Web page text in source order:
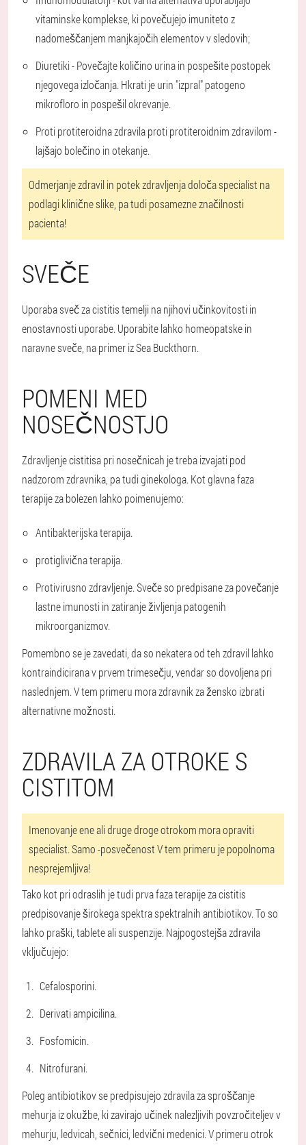
vitaminske komplekse, ki povečujejo imuniteto z
nadomeščanjem manjkajočih elementov v sledovih;
Diuretiki - Povečajte količino urina in pospešite postopek
njegovega izločanja. Hkrati je urin "izpral" patogeno
mikrofloro in pospešil okrevanje.
Proti protiteroidna zdravila proti protiteroidnim zdravilom -
lajšajo bolečino in otekanje.
Odmerjanje zdravil in potek zdravljenja določa specialist na
podlagi klinične slike, pa tudi posamezne značilnosti
pacienta!
SVEČE
Uporaba sveč za cistitis temelji na njihovi učinkovitosti in
enostavnosti uporabe. Uporabite lahko homeopatske in
naravne sveče, na primer iz Sea Buckthorn.
POMENI MED
NOSEČNOSTJO
Zdravljenje cistitisa pri nosečnicah je treba izvajati pod
nadzorom zdravnika, pa tudi ginekologa. Kot glavna faza
terapije za bolezen lahko poimenujemo:
Antibakterijska terapija.
protiglivična terapija.
Protivirusno zdravljenje. Sveče so predpisane za povečanje
lastne imunosti in zatiranje življenja patogenih
mikroorganizmov.
Pomembno se je zavedati, da so nekatera od teh zdravil lahko
kontraindicirana v prvem trimesečju, vendar so dovoljena pri
naslednjem. V tem primeru mora zdravnik za žensko izbrati
alternativne možnosti.
ZDRAVILA ZA OTROKE S
CISTITOM
Imenovanje ene ali druge droge otrokom mora opraviti
specialist. Samo -posvečenost V tem primeru je popolnoma
nesprejemljiva!
Tako kot pri odraslih je tudi prva faza terapije za cistitis
predpisovanje širokega spektra spektralnih antibiotikov. To so
lahko praški, tablete ali suspenzije. Najpogostejša zdravila
vključujejo:
Cefalosporini.
Derivati ampicilina.
Fosfomicin.
Nitrofurani.
Poleg antibiotikov se predpisujejo zdravila za sproščanje
mehurja iz okužbe, ki zavirajo učinek nalezljivih povzročiteljev v
mehurju, ledvicah, sečnici, ledvični medenici. V primeru otrok